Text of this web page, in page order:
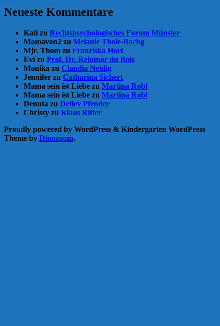
Neueste Kommentare
Kati zu Rechtspsychologisches Forum Münster
Mamavon2 zu Melanie Thole-Bachg
Mjr. Thom zu Franziska Hort
Evi zu Prof. Dr. Reinmar du Bois
Monika zu Claudia Neidig
Jennifer zu Catharina Sichert
Mama sein ist Liebe zu Martina Robl
Mama sein ist Liebe zu Martina Robl
Denuta zu Detlev Pfender
Chrissy zu Klaus Ritter
Proudly powered by WordPress & Kindergarten WordPress
Theme by Dinozoom.